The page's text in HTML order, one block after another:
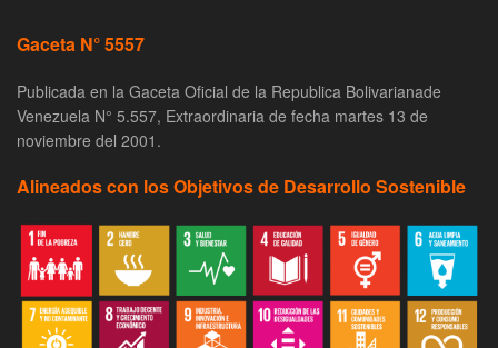
Gaceta N° 5557
Publicada en la Gaceta Oficial de la Republica Bolivarianade
Venezuela N° 5.557, Extraordinaria de fecha martes 13 de
noviembre del 2001.
Alineados con los Objetivos de Desarrollo Sostenible